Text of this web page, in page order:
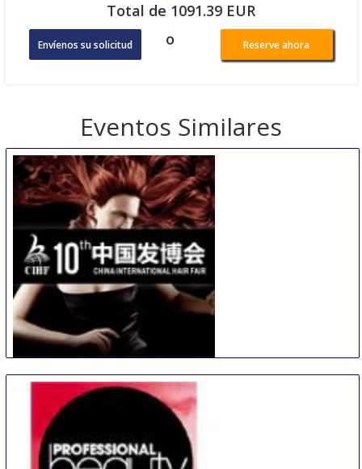
Total de 1091.39 EUR
Envíenos su solicitud o Reserve ahora
Eventos Similares
29 Aug-31 Aug
Guangzhou